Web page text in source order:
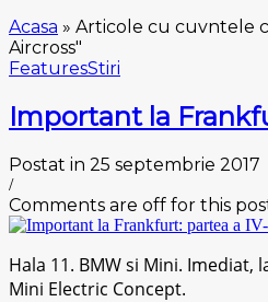
Acasa » Articole cu cuvntele
Aircross"
FeaturesStiri
Important la
Postat in 25 septembrie 2017
/
Comments are off for this
Hala 11. BMW si Mini. Imediat,
Mini Electric Concept.